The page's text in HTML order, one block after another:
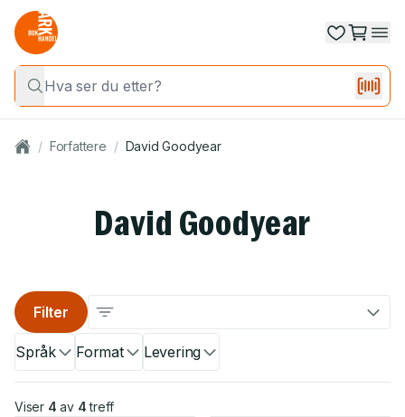
/ Forfattere / David Goodyear
David Goodyear
Språk Format Levering
Filter
Viser 4 av 4 treff